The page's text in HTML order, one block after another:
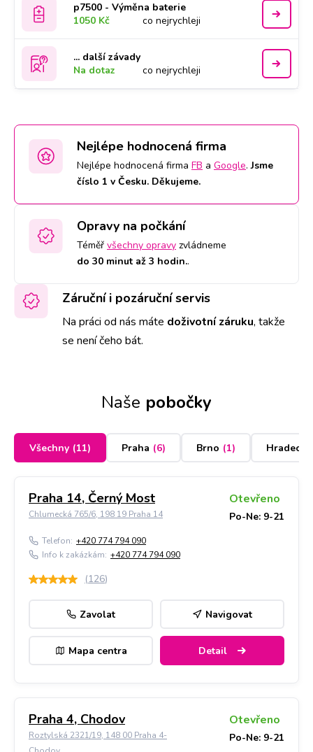
p7500 - Výměna baterie
1050 Kč
co nejrychleji
... další závady
Na dotaz
co nejrychleji
Nejlépe hodnocená firma
Nejlépe hodnocená firma FB a Google.Jsme
číslo 1 v Česku. Děkujeme.
Opravy na počkání
Téměř všechny opravy zvládneme
do 30 minut až 3 hodin..
Záruční i pozáruční servis
Na práci od nás máte doživotní záruku, takže
se není čeho bát.
Naše pobočky
Všechny (11) Praha (6) Brno (1) Hradec
Praha 14, Černý Most
Chlumecká 765/6, 198 19 Praha 14
Otevřeno
Po-Ne: 9-21
Telefon: +420 774 794 090
Info k zakázkám: +420 774 794 090
(126)
Zavolat Navigovat
Mapa centra Detail
Praha 4, Chodov
Roztylská 2321/19, 148 00 Praha 4-
Otevřeno
Po-Ne: 9-21